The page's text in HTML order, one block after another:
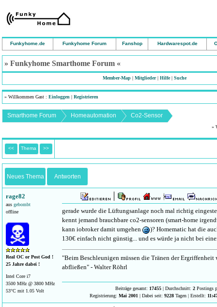
Funkyhome.de Funkyhome Forum Fanshop Hardwarespot.de
» Funkyhome Smarthome Forum «
Member-Map | Mitglieder| Hilfe| Suche
» Willkommen Gast : Einloggen | Registrieren
Smarthome Forum Homeautomation Co2-Sensor
»
<< Thema >>
Neues Thema Antworten
rage82
aus gebombt
offline
Real OC or Post God !
25 Jahre dabei !
Intel Core i7
3500 MHz @ 3800 MHz
53°C mit 1.05 Volt
gerade wurde die Lüftungsanlage noch mal richtig
kennt jemand brauchbare co2-sensoren (smart-home
kann iobroker damit umgehen
)? Homematic hat die
130€ einfach nicht günstig... und es würde ja nicht bei
"Beim Beschleunigen müssen die Tränen der Ergriffenheit
abfließen" - Walter Röhrl
Beiträge gesamt: 17455 | Durchschnitt: 2 Postings
Registrierung: Mai 2001 | Dabei seit: 9228 Tagen | Erstellt: